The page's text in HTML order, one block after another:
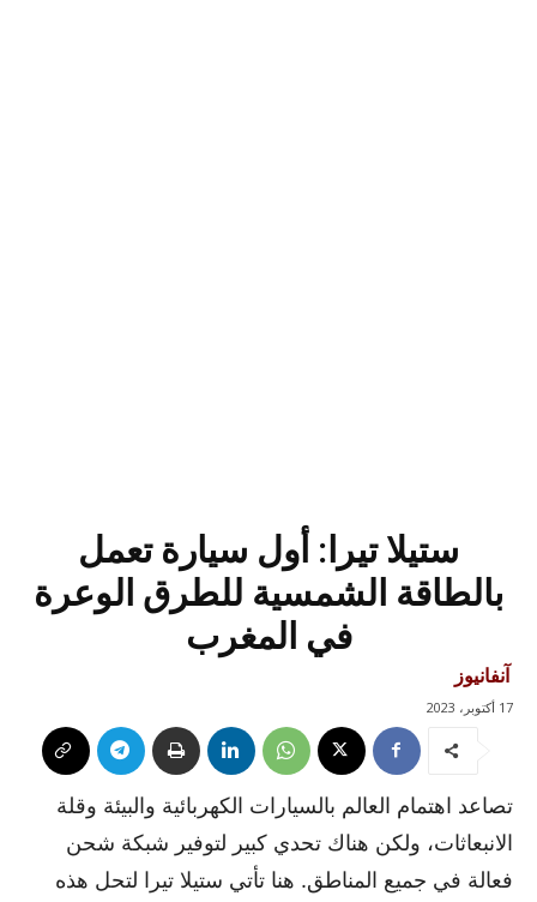
ستيلا تيرا: أول سيارة تعمل
بالطاقة الشمسية للطرق الوعرة
في المغرب
آنفانيوز
17 أكتوبر، 2023
تصاعد اهتمام العالم بالسيارات الكهربائية والبيئة وقلة
الانبعاثات، ولكن هناك تحدي كبير لتوفير شبكة شحن
فعالة في جميع المناطق. هنا تأتي ستيلا تيرا لتحل هذه